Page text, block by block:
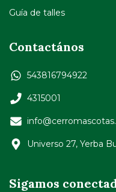
Guía de talles
Contactános
543816794922
4315001
Universo 27, Yerba
Sigamos